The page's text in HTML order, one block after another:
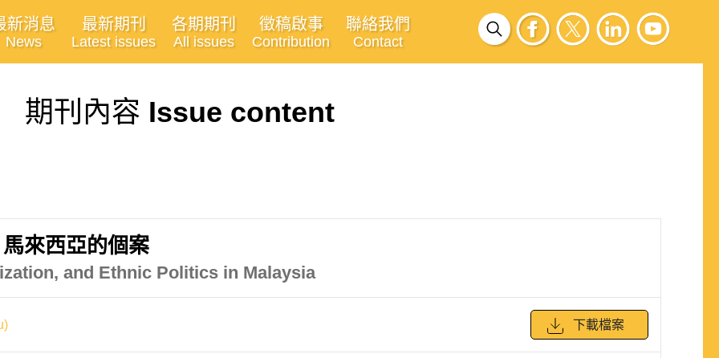
新消息
News
最新期刊
Latest issues
各期期刊
All issues
徵稿啟事
Contribution
聯絡我們
Contact
期刊內容 Issue content
來西亞的個案
and Ethnic Politics in Malaysia
下載檔案